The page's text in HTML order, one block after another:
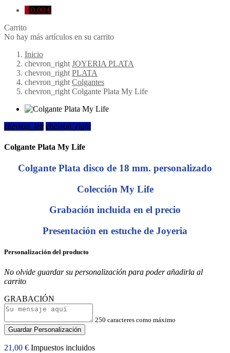
0,00 €
Carrito
No hay más artículos en su carrito
Inicio
chevron_right JOYERIA PLATA
chevron_right PLATA
chevron_right Colgantes
chevron_right Colgante Plata My Life
chevron_left chevron_right
Colgante Plata My Life
Colgante Plata disco de 18 mm. personalizado
Colección My Life
Grabación incluida en el precio
Presentación en estuche de Joyeria
Personalización del producto
No olvide guardar su personalización para poder añadirla al
carrito
GRABACIÓN
250 caracteres como máximo
Guardar Personalización
21,00 € Impuestos incluidos